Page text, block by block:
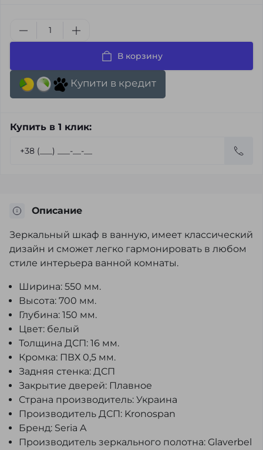
В корзину
Купити в кредит
Купить в 1 клик:
Описание
Зеркальный шкаф в ванную, имеет классический
дизайн и сможет легко гармонировать в любом
стиле интерьера ванной комнаты.
Ширина: 550 мм.
Высота: 700 мм.
Глубина: 150 мм.
Цвет: белый
Толщина ДСП: 16 мм.
Кромка: ПВХ 0,5 мм.
Задняя стенка: ДСП
Закрытие дверей: Плавное
Страна производитель: Украина
Производитель ДСП: Kronospan
Бренд: Seria A
Производитель зеркального полотна: Glaverbel